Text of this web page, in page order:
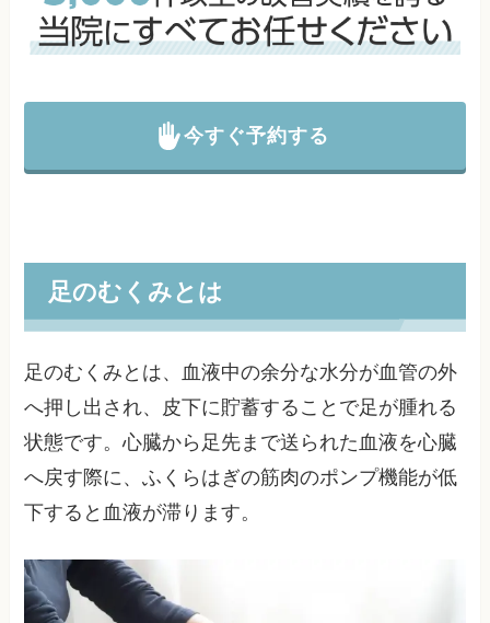
今すぐ予約する
足のむくみとは
足のむくみとは、血液中の余分な水分が血管の外
へ押し出され、皮下に貯蓄することで足が腫れる
状態です。心臓から足先まで送られた血液を心臓
へ戻す際に、ふくらはぎの筋肉のポンプ機能が低
下すると血液が滞ります。